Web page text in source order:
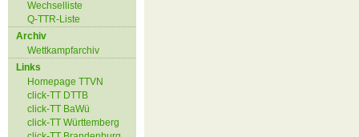
Wechselliste
Q-TTR-Liste
Archiv
Wettkampfarchiv
Links
Homepage TTVN
click-TT DTTB
click-TT BaWü
click-TT Württemberg